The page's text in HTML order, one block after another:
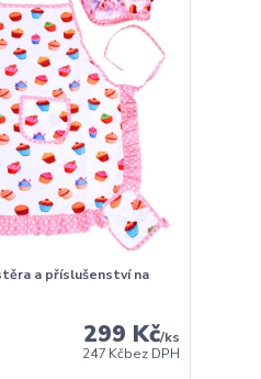
a příslušenství na
299 Kč/ks
247 Kčbez DPH